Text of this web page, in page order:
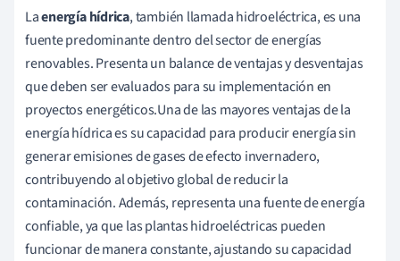
Laenergía hídrica, también llamada hidroeléctrica, es una
fuente predominante dentro del sector de energías
renovables. Presenta un balance de ventajas y desventajas
que deben ser evaluados para su implementación en
proyectos energéticos.Una de las mayores ventajas de la
energía hídrica es su capacidad para producir energía sin
generar emisiones de gases de efecto invernadero,
contribuyendo al objetivo global de reducir la
contaminación. Además, representa una fuente de energía
confiable, ya que las plantas hidroeléctricas pueden
funcionar de manera constante, ajustando su capacidad